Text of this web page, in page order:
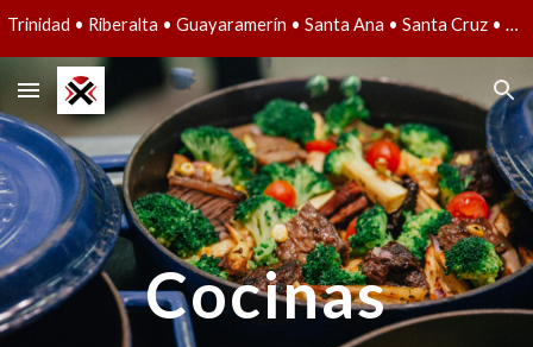
Trinidad • Riberalta • Guayaramerín • Santa Ana • Santa Cruz • Lun a Vie: 08:30 - 12:30 y 14:50 a 19:30 • Sáb: 09:00 a 13:00
Cocinas